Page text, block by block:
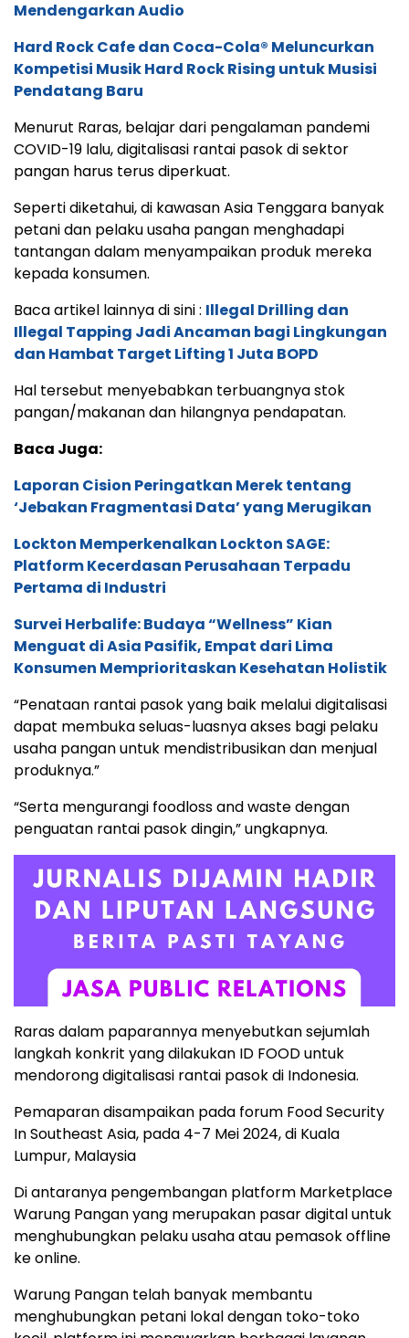
Mendengarkan Audio
Hard Rock Cafe dan Coca-Cola® Meluncurkan
Kompetisi Musik Hard Rock Rising untuk Musisi
Pendatang Baru
Menurut Raras, belajar dari pengalaman pandemi
COVID-19 lalu, digitalisasi rantai pasok di sektor
pangan harus terus diperkuat.
Seperti diketahui, di kawasan Asia Tenggara banyak
petani dan pelaku usaha pangan menghadapi
tantangan dalam menyampaikan produk mereka
kepada konsumen.
Baca artikel lainnya di sini : Illegal Drilling dan
Illegal Tapping Jadi Ancaman bagi Lingkungan
dan Hambat Target Lifting 1 Juta BOPD
Hal tersebut menyebabkan terbuangnya stok
pangan/makanan dan hilangnya pendapatan.
Baca Juga:
Laporan Cision Peringatkan Merek tentang
‘Jebakan Fragmentasi Data’ yang Merugikan
Lockton Memperkenalkan Lockton SAGE:
Platform Kecerdasan Perusahaan Terpadu
Pertama di Industri
Survei Herbalife: Budaya “Wellness” Kian
Menguat di Asia Pasifik, Empat dari Lima
Konsumen Memprioritaskan Kesehatan Holistik
“Penataan rantai pasok yang baik melalui digitalisasi
dapat membuka seluas-luasnya akses bagi pelaku
usaha pangan untuk mendistribusikan dan menjual
produknya.”
“Serta mengurangi foodloss and waste dengan
penguatan rantai pasok dingin,” ungkapnya.
Raras dalam paparannya menyebutkan sejumlah
langkah konkrit yang dilakukan ID FOOD untuk
mendorong digitalisasi rantai pasok di Indonesia.
Pemaparan disampaikan pada forum Food Security
In Southeast Asia, pada 4-7 Mei 2024, di Kuala
Lumpur, Malaysia
Di antaranya pengembangan platform Marketplace
Warung Pangan yang merupakan pasar digital untuk
menghubungkan pelaku usaha atau pemasok offline
ke online.
Warung Pangan telah banyak membantu
menghubungkan petani lokal dengan toko-toko